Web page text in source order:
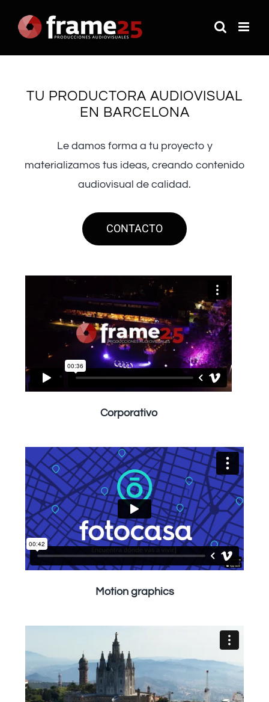
TU PRODUCTORA AUDIOVISUAL
EN BARCELONA
Le damos forma a tu proyecto y
materializamos tus ideas, creando contenido
audiovisual de calidad.
CONTACTO
Corporativo
Motion graphics